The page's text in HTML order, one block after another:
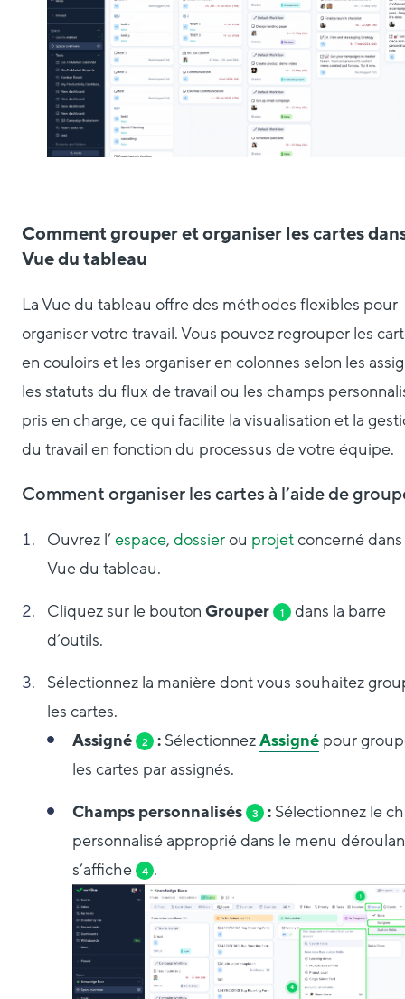
Comment grouper et organiserles cartes
Vue du tableau
La Vue du tableau offre des méthodes flexibles pour
organiser votre travail. Vous pouvez regrouper les
en couloirs et les organiser en colonnes selon les
les statuts du flux de travail ou les champs
pris en charge, ce qui facilite la visualisation et la
du travail en fonction du processus de votre équipe.
Comment organiserles cartesà l’aide de
Ouvrez l’ espace, dossierou projetconcerné dans
Vue du tableau.
Cliquez sur le bouton Grouper 1
dans la barre
d’outils.
Sélectionnez la manière dont vous souhaitez
les cartes.
Assigné
2 : SélectionnezAssigné pour
les cartes par assignés.
Champs personnalisés
3 : Sélectionnez le
personnalisé approprié dans le menu
s’affiche
4 .